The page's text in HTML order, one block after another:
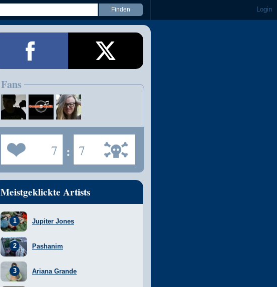
Login
Fans
7 : 7
Meistgeklickte Artists
Jupiter Jones
Pashanim
Ariana Grande